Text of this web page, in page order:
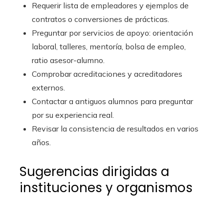
Requerir lista de empleadores y ejemplos de
contratos o conversiones de prácticas.
Preguntar por servicios de apoyo: orientación
laboral, talleres, mentoría, bolsa de empleo,
ratio asesor-alumno.
Comprobar acreditaciones y acreditadores
externos.
Contactar a antiguos alumnos para preguntar
por su experiencia real.
Revisar la consistencia de resultados en varios
años.
Sugerencias dirigidas a
instituciones y organismos